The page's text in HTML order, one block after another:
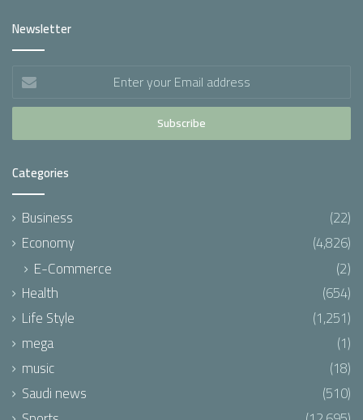
Newsletter
Enter
your
Email
Categories
Business
(22)
Economy
(4,826)
E-Commerce (2)
Health
(654)
Life Style
(1,251)
mega
(1)
music
(18)
Saudi news
(510)